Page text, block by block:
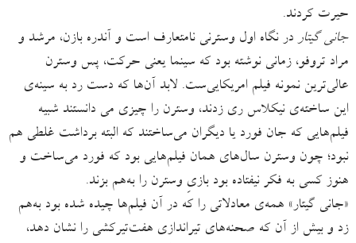
حیرت کردند.
جانی گیتار در نگاه اول وسترنی نامتعارف است و آندره بازن، مرشد و
مراد تروفو، زمانی نوشته بود که سینما یعنی حرکت، پس وسترن
عالی‌ترین نمونه فیلم امریکایی‌ست. لابد آن‌ها که دست رد به سینه‌ی
این ساخته‌ی نیکلاس ری زدند، وسترن را چیزی می دانستند شبیه
فیلم‌هایی که جان فورد یا دیگران می‌ساختند که البته برداشت غلطی هم
نبود؛ چون وسترن سال‌های همان فیلم‌هایی بود که فورد می‌ساخت و
هنوز کسی به فکر نیفتاده بود بازیِ وسترن را به‌هم بزند.
«جانی گیتار» همه‌ی معادلاتی را که در آن فیلم‌ها چیده شده بود به‌هم
زد و بیش از آن که صحنه‌های تیراندازی هفت‌تیرکشی را نشان دهد،